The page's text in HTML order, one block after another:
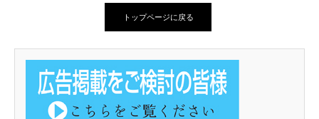
トップページに戻る